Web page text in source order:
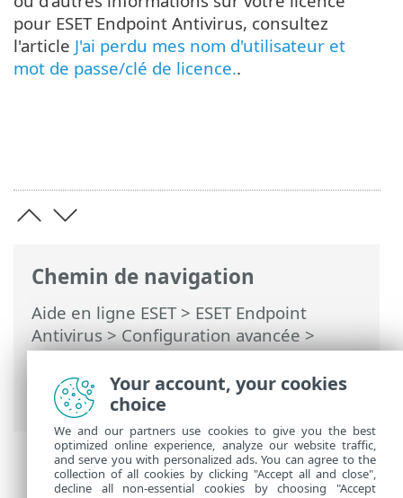
Chemin de navigation
Aide en ligne ESET> ESET Endpoint
Antivirus>Configuration avancée>
Interface utilisateur>Configuration de
l'accès> Mot de passe des configurations
avancées
pour ESET Endpoint Antivirus, consultez
l'article J'ai perdu mes nom d'utilisateur et
mot de passe/clé de licence..
Your account, your cookies
choice
We and our partners use cookies to give you the best
optimized online experience, analyze our website traffic,
and serve you with personalized ads. You can agree to the
collection of all cookies by clicking "Accept all and close",
decline all non-essential cookies by choosing "Accept